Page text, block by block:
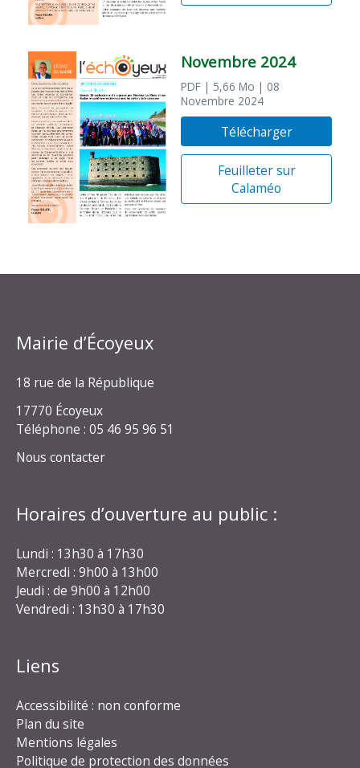
Novembre 2024
PDF | 5,66 Mo | 08
Novembre 2024
Télécharger
Feuilleter sur
Calaméo
Mairie d’Écoyeux
18 rue de la République
17770 Écoyeux
Téléphone : 05 46 95 96 51
Nous contacter
Horaires d’ouverture au public :
Lundi : 13h30 à 17h30
Mercredi : 9h00 à 13h00
Jeudi : de 9h00 à 12h00
Vendredi : 13h30 à 17h30
Liens
Accessibilité : non conforme
Plan du site
Mentions légales
Politique de protection des données